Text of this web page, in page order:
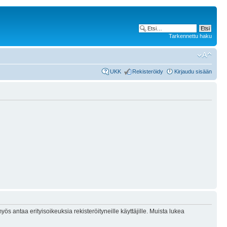
Tarkennettu haku
UKK Rekisteröidy Kirjaudu sisään
antaa erityisoikeuksia rekisteröityneille käyttäjille. Muista lukea